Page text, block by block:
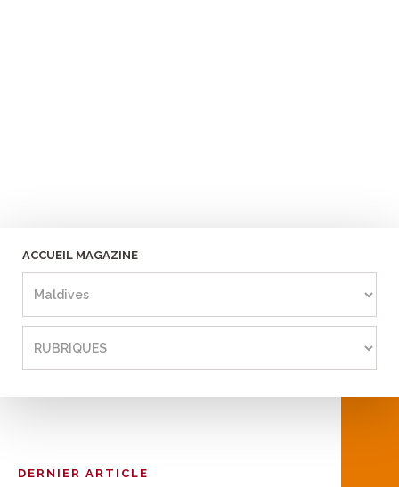
ACCUEIL MAGAZINE
DERNIER ARTICLE